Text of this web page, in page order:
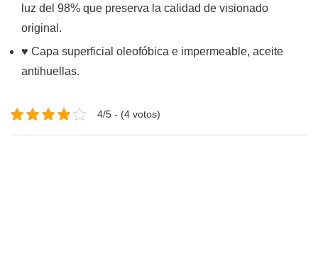
luz del 98% que preserva la calidad de visionado
original.
♥ Capa superficial oleofóbica e impermeable, aceite
antihuellas.
4/5 - (4 votos)